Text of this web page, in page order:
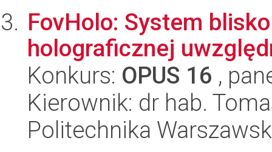
FovHolo: System
holograficznej
Konkurs: OPUS 16 ,
Kierownik: dr hab.
Politechnika